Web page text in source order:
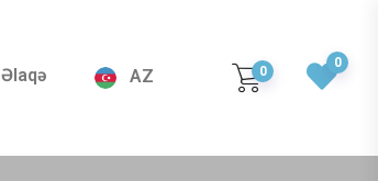
Əlaqə AZ 0
0